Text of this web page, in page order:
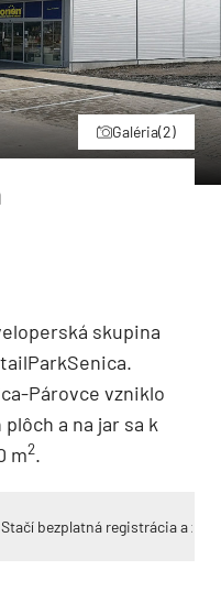
Galéria(2)
skupina
Párovce vzniklo
a na jar sa k
m2.
Stačí bezplatná registrácia a